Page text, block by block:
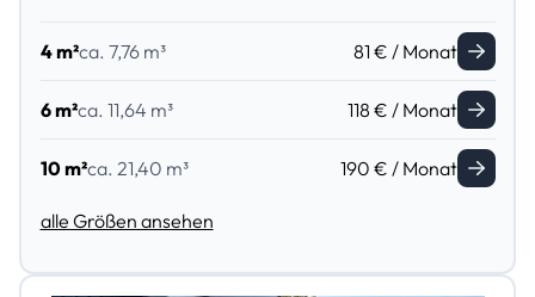
4 m²ca. 7,76 m³ 81 € / Monat
6 m²ca. 11,64 m³ 118 € / Monat
10 m²ca. 21,40 m³ 190 € / Monat
alle Größen ansehen